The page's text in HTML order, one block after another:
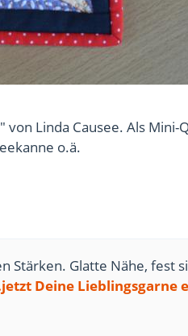
von Linda Causee. Als
o.ä.
Stärken. Glatte Nähe, fest
Deine Lieblingsgarne